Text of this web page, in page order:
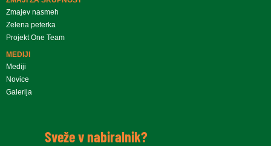
Zmajev nasmeh
Zelena peterka
Projekt One Team
MEDIJI
Mediji
Novice
Galerija
Sveže v nabiralnik?